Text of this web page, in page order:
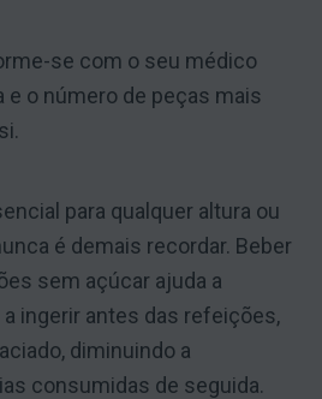
se com o seu médico
e o número de peças mais
para qualquer altura ou
é demais recordar. Beber
sem açúcar ajuda a
ingerir antes das refeições,
diminuindo a
consumidas de seguida.